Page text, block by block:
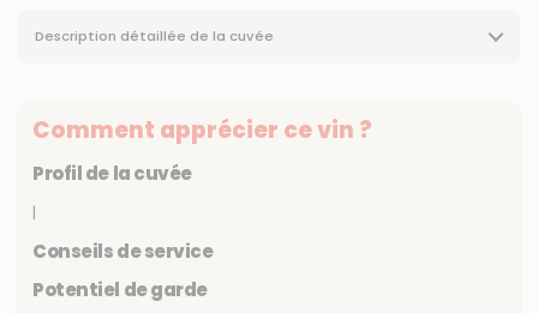
Description détaillée de la cuvée
Comment apprécier ce vin ?
Profil de la cuvée
|
Conseils de service
Potentiel de garde